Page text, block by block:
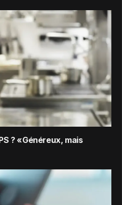
? «Généreux, mais